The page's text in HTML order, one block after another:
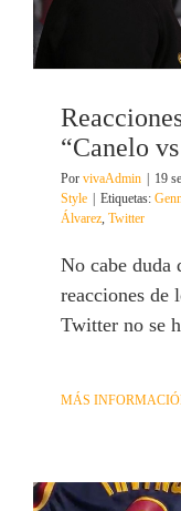
“Canelo
Por vivaAdmin 19
Style
Etiquetas:
Álvarez, Twitter
No cabe duda
reacciones de
Twitter no se
MÁS